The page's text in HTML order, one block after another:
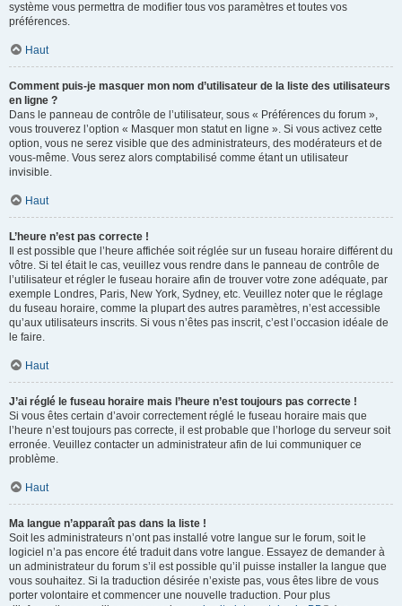
système vous permettra de modifier tous vos paramètres et toutes vos
préférences.
Haut
Comment puis-je masquer mon nom d’utilisateur de la liste des utilisateurs
en ligne ?
Dans le panneau de contrôle de l’utilisateur, sous « Préférences du forum »,
vous trouverez l’option « Masquer mon statut en ligne ». Si vous activez cette
option, vous ne serez visible que des administrateurs, des modérateurs et de
vous-même. Vous serez alors comptabilisé comme étant un utilisateur
invisible.
Haut
L’heure n’est pas correcte !
Il est possible que l’heure affichée soit réglée sur un fuseau horaire différent du
vôtre. Si tel était le cas, veuillez vous rendre dans le panneau de contrôle de
l’utilisateur et régler le fuseau horaire afin de trouver votre zone adéquate, par
exemple Londres, Paris, New York, Sydney, etc. Veuillez noter que le réglage
du fuseau horaire, comme la plupart des autres paramètres, n’est accessible
qu’aux utilisateurs inscrits. Si vous n’êtes pas inscrit, c’est l’occasion idéale de
le faire.
Haut
J’ai réglé le fuseau horaire mais l’heure n’est toujours pas correcte !
Si vous êtes certain d’avoir correctement réglé le fuseau horaire mais que
l’heure n’est toujours pas correcte, il est probable que l’horloge du serveur soit
erronée. Veuillez contacter un administrateur afin de lui communiquer ce
problème.
Haut
Ma langue n’apparaît pas dans la liste !
Soit les administrateurs n’ont pas installé votre langue sur le forum, soit le
logiciel n’a pas encore été traduit dans votre langue. Essayez de demander à
un administrateur du forum s’il est possible qu’il puisse installer la langue que
vous souhaitez. Si la traduction désirée n’existe pas, vous êtes libre de vous
porter volontaire et commencer une nouvelle traduction. Pour plus